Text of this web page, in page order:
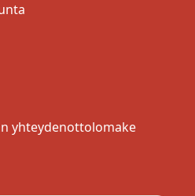
yhteydenottolomake